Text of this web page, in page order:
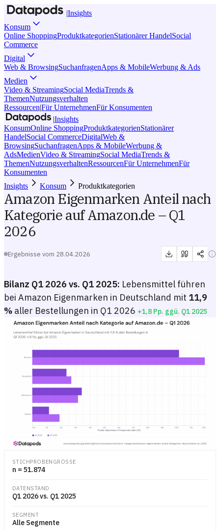
|Insights
Konsum
Online ShoppingProduktkategorienStationärer HandelSocial
Commerce
Digital
Web & BrowsingSuchanfragenApps & MobileWerbung & Ads
Medien
Video & StreamingSocial MediaTrends &
ThemenNutzungsverhalten
Ressourcen|Für UnternehmenFür Konsumenten
|Insights
KonsumOnline ShoppingProduktkategorienStationärer
HandelSocial CommerceDigitalWeb &
BrowsingSuchanfragenApps & MobileWerbung &
AdsMedienVideo & StreamingSocial MediaTrends &
ThemenNutzungsverhaltenRessourcenFür UnternehmenFür
Konsumenten
Insights
Konsum Produktkategorien
Amazon Eigenmarken Anteil nach
Kategorie auf Amazon.de – Q1
2026
Ergebnisse vom 28.04.2026
Bilanz Q1 2026 vs. Q1 2025: Lebensmittel führen
bei Amazon Eigenmarken in Deutschland mit 11,9
% aller Bestellungen in Q1 2026 +1,8 Pp. ggü. Q1 2025
Amazon Eigenmarken Anteil nach Kategorie auf Amazon.de – Q1
Gruppiertes Balkendiagramm mit dem Anteil der Amazon.de-
STICHPROBENGRÖSSE
n = 51.874
DATENSTAND
Q1 2026 vs. Q1 2025
SEGMENT
Alle Segmente